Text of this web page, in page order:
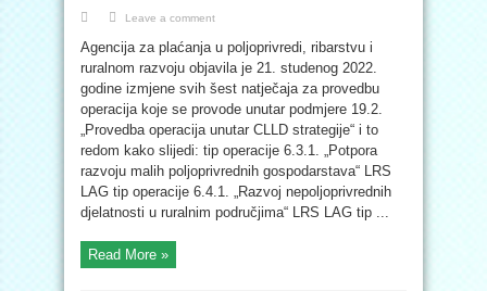
Leave a comment
Agencija za plaćanja u poljoprivredi, ribarstvu i
ruralnom razvoju objavila je 21. studenog 2022.
godine izmjene svih šest natječaja za provedbu
operacija koje se provode unutar podmjere 19.2.
„Provedba operacija unutar CLLD strategije“ i to
redom kako slijedi: tip operacije 6.3.1. „Potpora
razvoju malih poljoprivrednih gospodarstava“ LRS
LAG tip operacije 6.4.1. „Razvoj nepoljoprivrednih
djelatnosti u ruralnim područjima“ LRS LAG tip ...
Read More »